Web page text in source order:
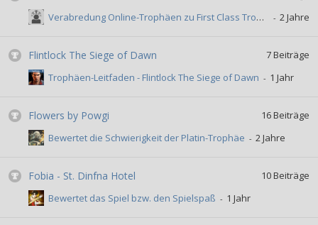
Verabredung Online-Trophäen zu First Class Trouble
Flintlock The Siege of Dawn 7Beiträge
Trophäen-Leitfaden - Flintlock The Siege of Dawn
Flowers by Powgi 16Beiträge
Bewertet die Schwierigkeit der Platin-Trophäe
Fobia - St. Dinfna Hotel 10Beiträge
Bewertet das Spiel bzw. den Spielspaß